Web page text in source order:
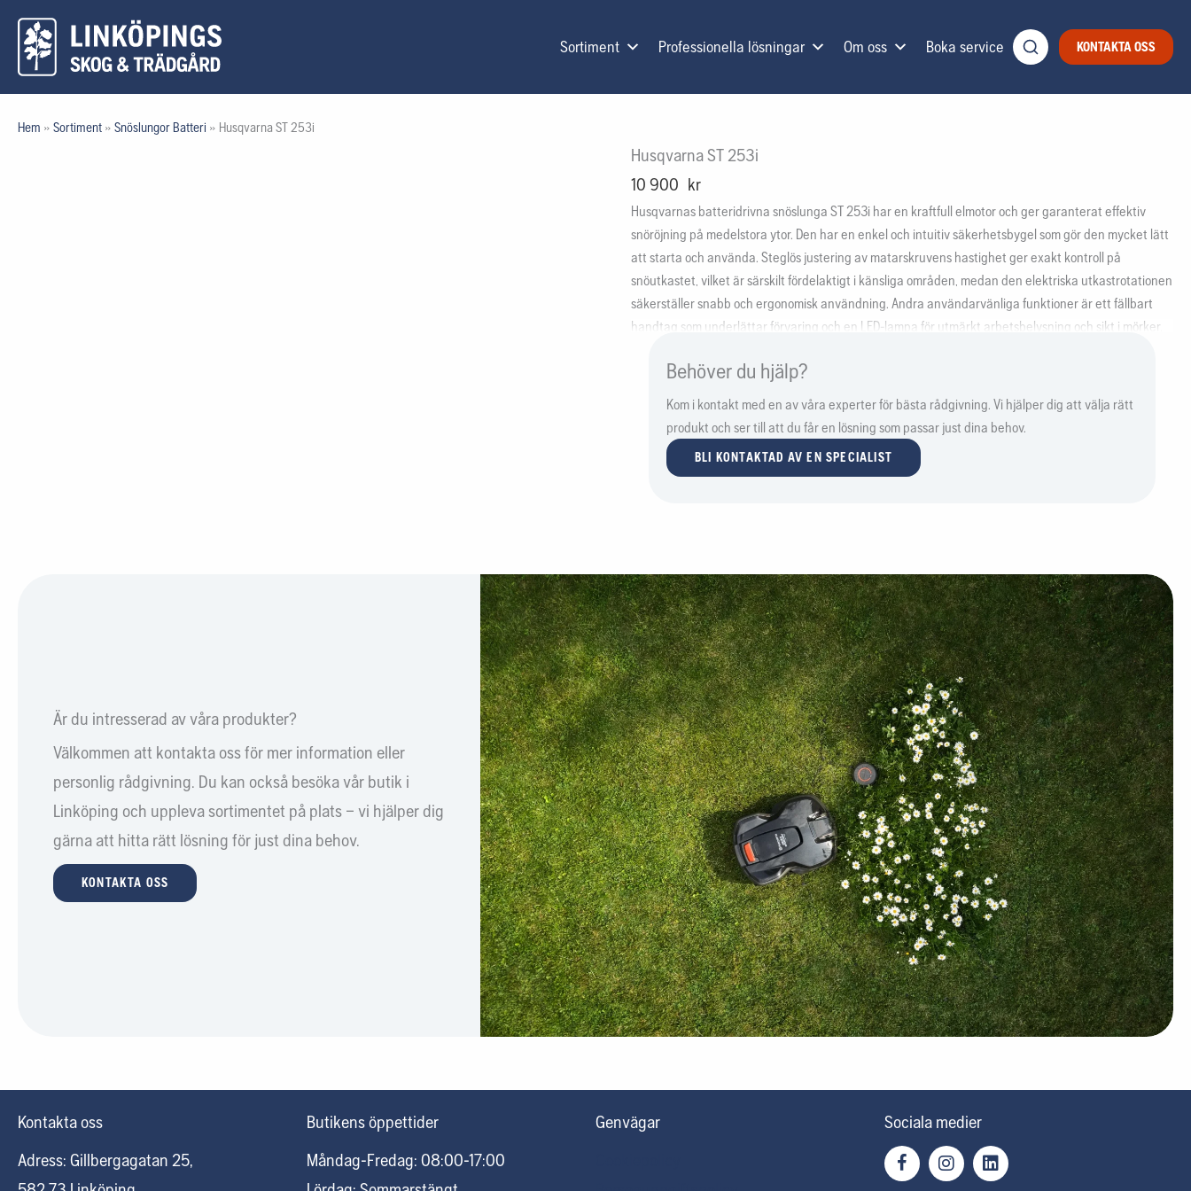
Hoppa
innehåll
Sortiment Professionella lösningar Om oss Boka service KONTAKTA OSS
Hem » Sortiment » Snöslungor Batteri » Husqvarna ST 253i
Husqvarna ST 253i
10 900 kr
Husqvarnas batteridrivna snöslunga ST 253i har en kraftfull elmotor och ger garanterat effektiv
snöröjning på medelstora ytor. Den har en enkel och intuitiv säkerhetsbygel som gör den mycket lätt
att starta och använda. Steglös justering av matarskruvens hastighet ger exakt kontroll på
snöutkastet, vilket är särskilt fördelaktigt i känsliga områden, medan den elektriska utkastrotationen
säkerställer snabb och ergonomisk användning. Andra användarvänliga funktioner är ett fällbart
handtag som underlättar förvaring och en LED-lampa för utmärkt arbetsbelysning och sikt i mörker.
flera verktyg.
Behöver du hjälp?
Kom i kontakt med en av våra experter för bästa rådgivning. Vi hjälper dig att välja rätt
produkt och ser till att du får en lösning som passar just dina behov.
BLI KONTAKTAD AV EN SPECIALIST
Är du intresserad av våra produkter?
Välkommen att kontakta oss för mer information eller
personlig rådgivning. Du kan också besöka vår butik i
Linköping och uppleva sortimentet på plats – vi hjälper dig
gärna att hitta rätt lösning för just dina behov.
KONTAKTA OSS
Kontakta oss
Adress: Gillbergagatan 25,
Butikens öppettider
Måndag-Fredag: 08:00-17:00
Genvägar
Sociala medier